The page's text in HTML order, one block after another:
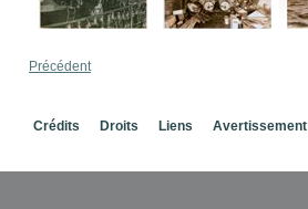
Précédent
Crédits Droits Liens Avertissement